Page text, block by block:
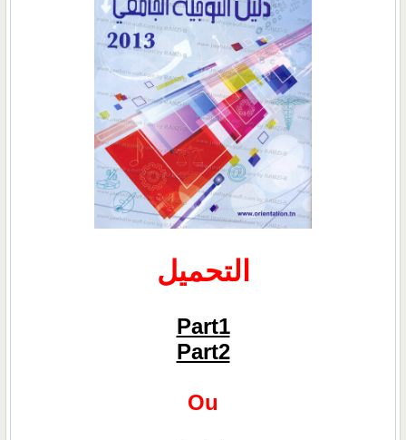
التحميل
Part1
Part2
Ou